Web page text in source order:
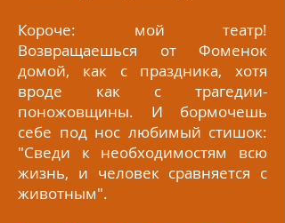
Короче: мой театр!
Возвращаешься от Фоменок
домой, как с праздника, хотя
вроде как с трагедии-
поножовщины. И бормочешь
себе под нос любимый стишок:
"Сведи к необходимостям всю
жизнь, и человек сравняется с
животным".